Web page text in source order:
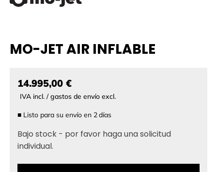
MO-JET AIR INFLABLE
14.995,00 €
IVA incl. / gastos de envío excl.
■ Listo para su envío en 2días
Bajo stock - por favor haga una solicitud
individual.